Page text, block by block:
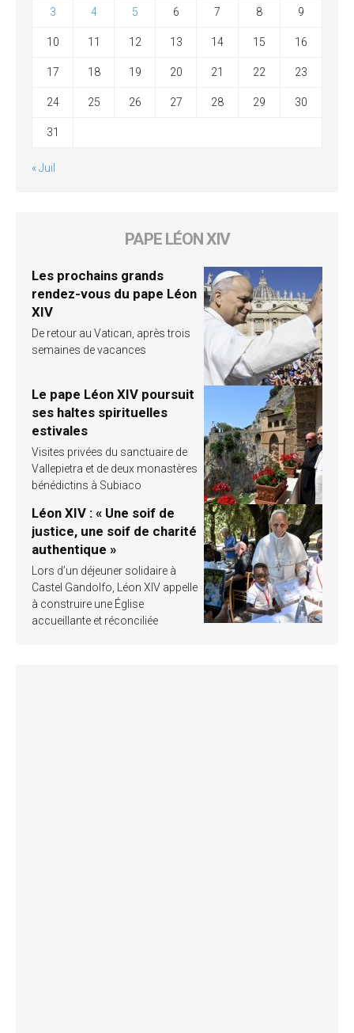
3 4 5 6 7 8 9
10 11 12 13 14 15 16
17 18 19 20 21 22 23
24 25 26 27 28 29 30
31
« Juil
PAPE LÉON XIV
Les prochains grands
rendez-vous du pape Léon
XIV
De retour au Vatican, après trois
semaines de vacances
Le pape Léon XIV poursuit
ses haltes spirituelles
estivales
Visites privées du sanctuaire de
Vallepietra et de deux monastères
bénédictins à Subiaco
Léon XIV : « Une soif de
justice, une soif de charité
authentique »
Lors d’un déjeuner solidaire à
Castel Gandolfo, Léon XIV appelle
à construire une Église
accueillante et réconciliée